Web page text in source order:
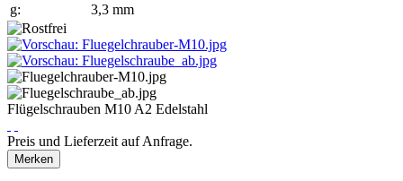
g:
3,3 mm
Flügelschrauben M10 A2 Edelstahl
Preis und Lieferzeit auf Anfrage.
Merken